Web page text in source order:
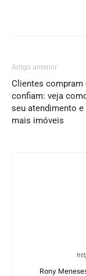
Artigo anterior
Clientes compram
confiam: veja
seu atendimento e
mais imóveis
Rony